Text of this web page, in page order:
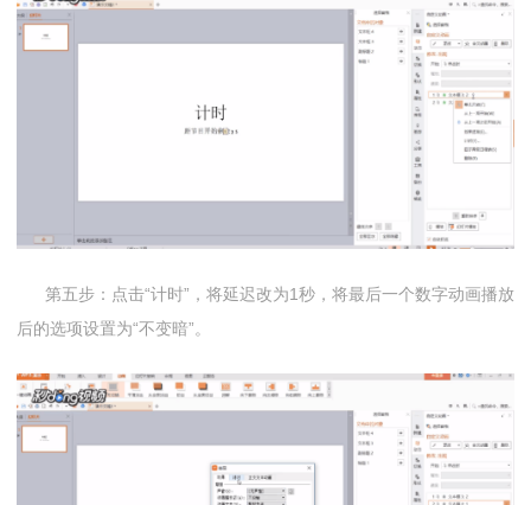
第五步：点击“计时”，将延迟改为1秒，将最后一个数字动画播放
后的选项设置为“不变暗”。